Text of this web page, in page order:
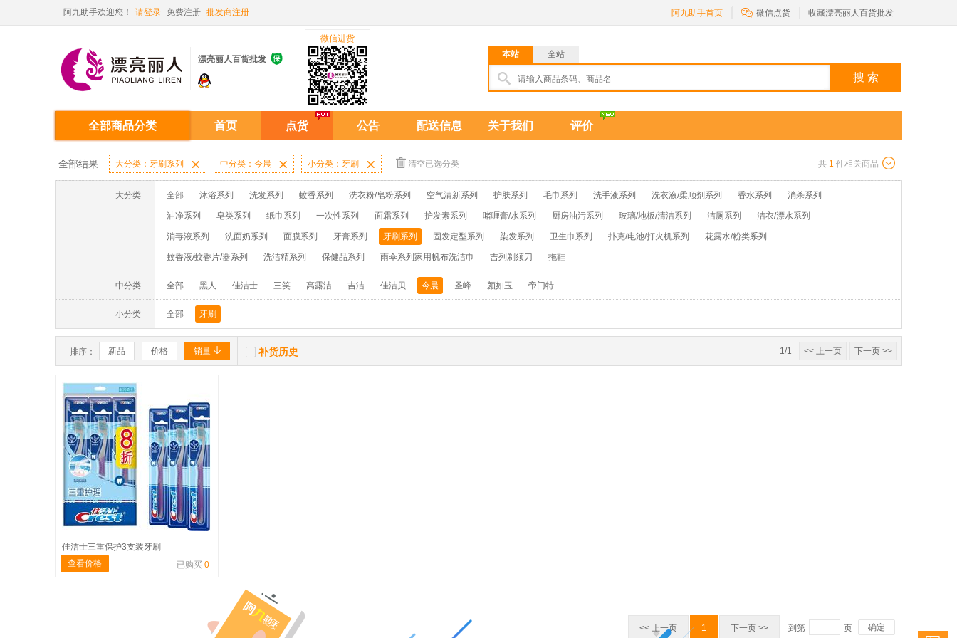
阿九助手欢迎您！ 请登录 免费注册 批发商注册 阿九助手首页  微信点货 收藏漂亮丽人百货批发
漂亮丽人百货批发 
微信进货
本站
全站
搜 索
全部商品分类 首页 点货 公告 配送信息 关于我们 评价
全部结果 大分类：牙刷系列  中分类：今晨  小分类：牙刷  清空已选分类 共 1 件相关商品
大分类 全部 沐浴系列 洗发系列 蚊香系列 洗衣粉/皂粉系列 空气清新系列 护肤系列 毛巾系列 洗手液系列 洗衣液/柔顺剂系列 香水系列 消杀系列
油净系列 皂类系列 纸巾系列 一次性系列 面霜系列 护发素系列 啫喱膏/水系列 厨房油污系列 玻璃/地板/清洁系列 洁厕系列 洁衣/漂水系列
消毒液系列 洗面奶系列 面膜系列 牙膏系列 牙刷系列 固发定型系列 染发系列 卫生巾系列 扑克/电池/打火机系列 花露水/粉类系列
蚊香液/蚊香片/器系列 洗洁精系列 保健品系列 雨伞系列家用帆布洗洁巾 吉列剃须刀 拖鞋
中分类 全部 黑人 佳洁士 三笑 高露洁 吉洁 佳洁贝 今晨 圣峰 颜如玉 帝门特
小分类 全部 牙刷
排序： 新品 价格 销量   补货历史 1/1 << 上一页 下一页 >>
佳洁士三重保护3支装牙刷
查看价格
已购买 0
<< 上一页 1 下一页 >> 到第 页 确定